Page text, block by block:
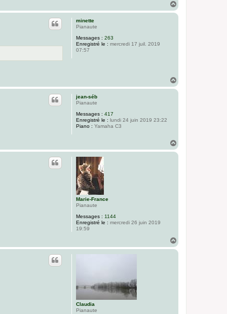
u
minette
Pianaute
Messages : 263
Enregistré le : mercredi 17 juil. 2019
07:57
u
jean-séb
Pianaute
Messages : 417
Enregistré le : lundi 24 juin 2019 23:22
Piano : Yamaha C3
u
Marie-France
Pianaute
Messages : 1144
Enregistré le : mercredi 26 juin 2019
19:59
u
Claudia
Pianaute